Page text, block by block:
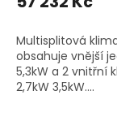
Multisplitová
obsahuje vnější
5,3kW a 2 vnitřní
2,7kW 3,5kW....